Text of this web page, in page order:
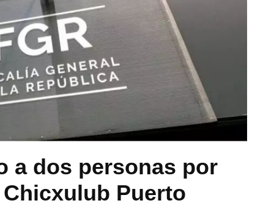
a dos personas por
Puerto